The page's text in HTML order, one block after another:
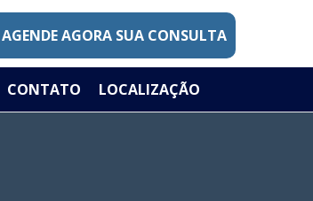
AGENDE AGORA SUA CONSULTA
CONTATO LOCALIZAÇÃO